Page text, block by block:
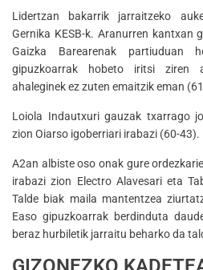
Lidertzan bakarrik jarraitzeko
Gernika KESB-k. Aranurren kantxan
Gaizka Barearenak partiuduan
gipuzkoarrak hobeto iritsi ziren
ahaleginek ez zuten emaitzik eman
Loiola Indautxuri gauzak txarrago
zion Oiarso igoberriari irabazi (60-43).
A2an albiste oso onak gure
irabazi zion Electro Alavesari eta
Talde biak maila mantentzea
Easo gipuzkoarrak berdinduta
beraz hurbiletik jarraitu beharko da